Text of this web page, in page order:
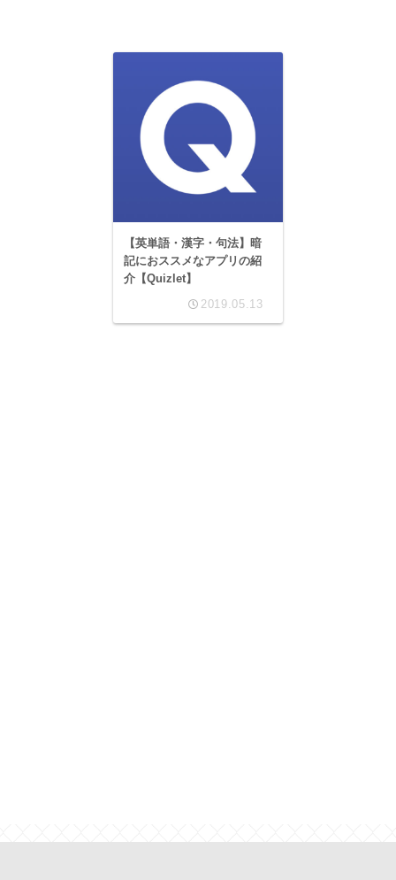
【英単語・漢字・句法】暗
記におススメなアプリの紹
介【Quizlet】
2019.05.13